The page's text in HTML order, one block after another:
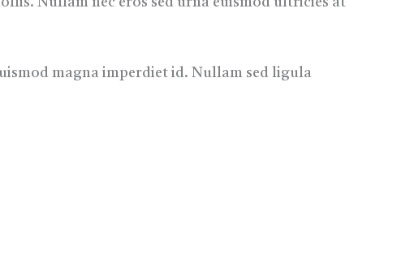
magna imperdiet id. Nullam sed ligula